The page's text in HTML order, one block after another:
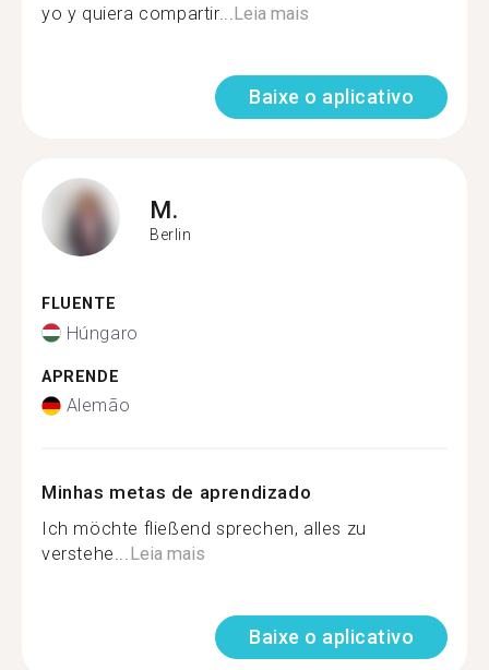
yo y quiera compartir...Leia mais
Baixe o aplicativo
M.
Berlin
FLUENTE
Húngaro
APRENDE
Alemão
Minhas metas de aprendizado
Ich möchte fließend sprechen, alles zu
verstehe...Leia mais
Baixe o aplicativo